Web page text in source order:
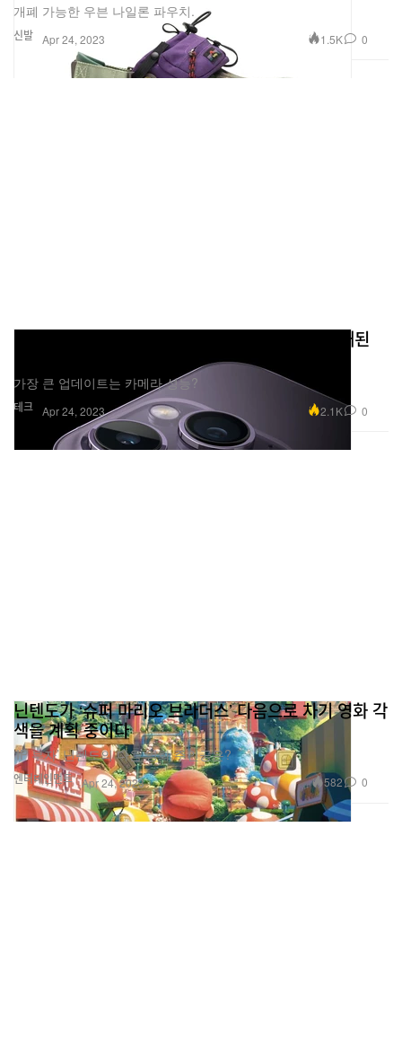
신발
개폐 가능한 우븐 나일론 파우치.
Apr 24, 2023 1.5K 0
테크
아이폰 15 프로 맥스에 최첨단 이미지 센서가 탑재된
가장 큰 업데이트는 카메라 성능?
Apr 24, 2023 2.1K 0
엔터테인먼트
닌텐도가 ‘슈퍼 마리오 브라더스’ 다음으로 차기 영화 각
색을 계획 중이다
‘IP 부자’ 닌텐도의 다음 영화 주인공은?
Apr 24, 2023 582 0